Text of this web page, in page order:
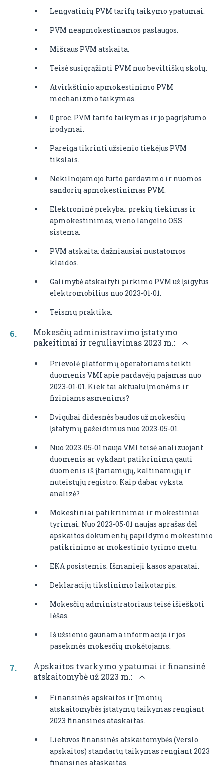
Lengvatinių PVM tarifų taikymo ypatumai.
PVM neapmokestinamos paslaugos.
Mišraus PVM atskaita.
Teisė susigrąžinti PVM nuo beviltiškų skolų.
Atvirkštinio apmokestinimo PVM
mechanizmo taikymas.
0 proc. PVM tarifo taikymas ir jo pagrįstumo
įrodymai.
Pareiga tikrinti užsienio tiekėjus PVM
tikslais.
Nekilnojamojo turto pardavimo ir nuomos
sandorių apmokestinimas PVM.
Elektroninė prekyba.: prekių tiekimas ir
apmokestinimas, vieno langelio OSS
sistema.
PVM atskaita: dažniausiai nustatomos
klaidos.
Galimybė atskaityti pirkimo PVM už įsigytus
elektromobilius nuo 2023-01-01.
Teismų praktika.
Mokesčių administravimo įstatymo
pakeitimai ir reguliavimas 2023 m.:
Prievolė platformų operatoriams teikti
duomenis VMI apie pardavėjų pajamas nuo
2023-01-01. Kiek tai aktualu įmonėms ir
fiziniams asmenims?
Dvigubai didesnės baudos už mokesčių
įstatymų pažeidimus nuo 2023-05-01.
Nuo 2023-05-01 nauja VMI teisė analizuojant
duomenis ar vykdant patikrinimą gauti
duomenis iš įtariamųjų, kaltinamųjų ir
nuteistųjų registro. Kaip dabar vyksta
analizė?
Mokestiniai patikrinimai ir mokestiniai
tyrimai. Nuo 2023-05-01 naujas aprašas dėl
apskaitos dokumentų papildymo mokestinio
patikrinimo ar mokestinio tyrimo metu.
EKA posistemis. Išmanieji kasos aparatai.
Deklaracijų tikslinimo laikotarpis.
Mokesčių administratoriaus teisė išieškoti
lėšas.
Iš užsienio gaunama informacija ir jos
pasekmės mokesčių mokėtojams.
Apskaitos tvarkymo ypatumai ir finansinė
atskaitomybė už 2023 m.:
Finansinės apskaitos ir Įmonių
atskaitomybės įstatymų taikymas rengiant
2023 finansines ataskaitas.
Lietuvos finansinės atskaitomybės (Verslo
apskaitos) standartų taikymas rengiant 2023
finansines ataskaitas.